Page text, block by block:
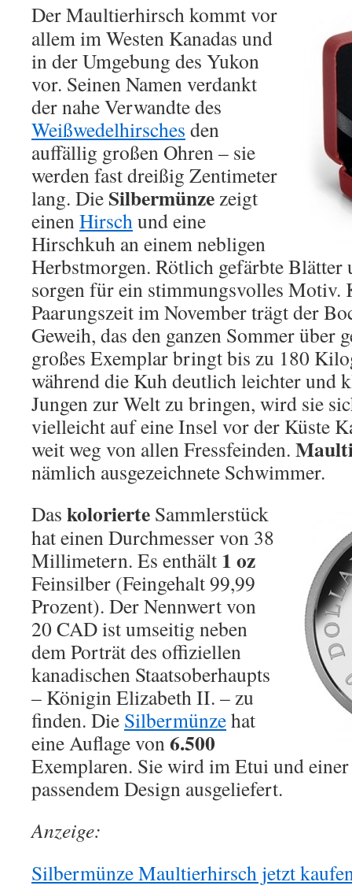
Der Maultierhirsch kommt vor
allem im Westen Kanadas und
in der Umgebung des Yukon
vor. Seinen Namen verdankt
der nahe Verwandte des
Weißwedelhirsches den
auffällig großen Ohren – sie
werden fast dreißig Zentimeter
lang. Die Silbermünzezeigt
einenHirschund eine
Hirschkuh an einem nebligen
Herbstmorgen. Rötlich gefärbte Blätter
sorgen für ein stimmungsvolles Motiv.
Paarungszeit im November trägt der
Geweih, das den ganzen Sommer über
großes Exemplar bringt bis zu 180
während die Kuh deutlich leichter und
Jungen zur Welt zu bringen, wird sie
vielleicht auf eine Insel vor der Küste
weit weg von allen Fressfeinden.
nämlich ausgezeichnete Schwimmer.
Das kolorierte Sammlerstück
hat einen Durchmesser von 38
Millimetern. Es enthält 1 oz
Feinsilber (Feingehalt 99,99
Prozent). Der Nennwert von
20 CAD ist umseitig neben
dem Porträt des offiziellen
kanadischen Staatsoberhaupts
– Königin Elizabeth II. – zu
finden. Die Silbermünzehat
eine Auflage von6.500
Exemplaren. Sie wird im Etui und
passendem Design ausgeliefert.
Anzeige:
Silbermünze Maultierhirsch jetzt